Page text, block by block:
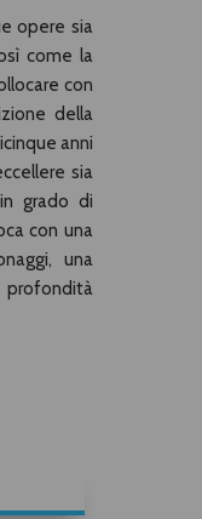
opere sia
come la
con
della
anni
sia
grado di
con una
una